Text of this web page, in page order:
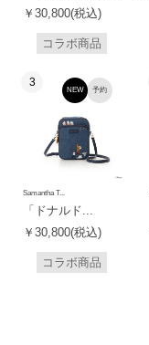
￥30,800(税込)
コラボ商品
3
予約
NEW
Samantha T...
「ドナルド...
￥30,800(税込)
コラボ商品